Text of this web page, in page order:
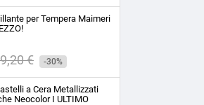
base
per Tempera Maimeri
Prezzo
base
9,20 € -30%
a Cera Metallizzati
Neocolor I ULTIMO